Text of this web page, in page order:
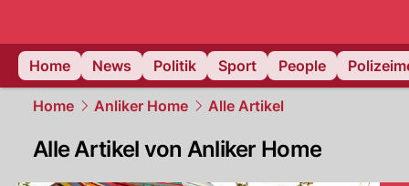
Home
News Politik Sport People
Home Anliker Home Alle Artikel
Alle Artikel von Anliker Home